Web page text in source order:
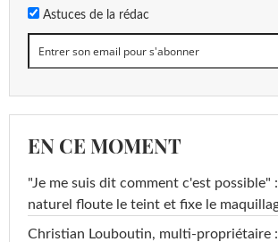
Astuces de la rédac
EN CE MOMENT
"Je me suis dit comment c'est possible"
naturel floute le teint et fixe le
Christian Louboutin, multi-propriétaire